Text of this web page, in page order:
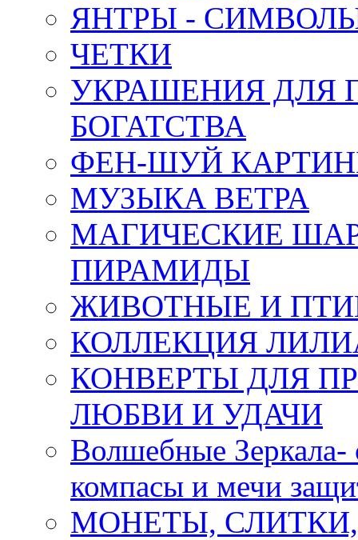
ЯНТРЫ -
ЧЕТКИ
УКРАШЕНИЯ ДЛЯ
БОГАТСТВА
ФЕН-ШУЙ
МУЗЫКА ВЕТРА
МАГИЧЕСКИЕ
ПИРАМИДЫ
ЖИВОТНЫЕ И
КОЛЛЕКЦИЯ
КОНВЕРТЫ ДЛЯ
ЛЮБВИ И УДАЧИ
Волшебные Зеркала-
компасы и мечи
МОНЕТЫ,